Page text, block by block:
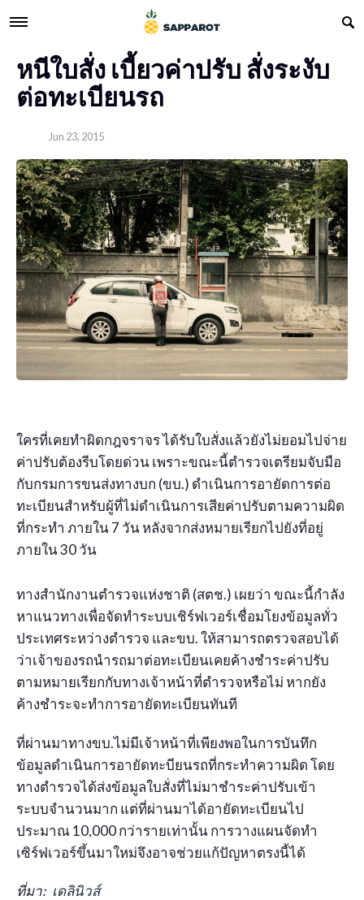
หนีใบสั่ง เบี้ยวค่าปรับ สั่งระงับ
ต่อทะเบียนรถ
Jun 23, 2015
ใครที่เคยทำผิดกฎจราจร ได้รับใบสั่งแล้วยังไม่ยอมไปจ่าย
ค่าปรับต้องรีบโดยด่วน เพราะขณะนี้ตำรวจเตรียมจับมือ
กับกรมการขนส่งทางบก (ขบ.) ดำเนินการอายัดการต่อ
ทะเบียนสำหรับผู้ที่ไม่ดำเนินการเสียค่าปรับตามความผิด
ที่กระทำ ภายใน 7 วัน หลังจากส่งหมายเรียกไปยังที่อยู่
ภายใน 30 วัน
ทางสำนักงานตำรวจแห่งชาติ (สตช.) เผยว่า ขณะนี้กำลัง
หาแนวทางเพื่อจัดทำระบบเชิร์ฟเวอร์เชื่อมโยงข้อมูลทั่ว
ประเทศระหว่างตำรวจ และขบ. ให้สามารถตรวจสอบได้
ว่าเจ้าของรถนำรถมาต่อทะเบียนเคยค้างชำระค่าปรับ
ตามหมายเรียกกับทางเจ้าหน้าที่ตำรวจหรือไม่ หากยัง
ค้างชำระจะทำการอายัดทะเบียนทันที
ที่ผ่านมาทางขบ.ไม่มีเจ้าหน้าที่เพียงพอในการบันทึก
ข้อมูลดำเนินการอายัดทะบียนรถที่กระทำความผิด โดย
ทางตำรวจได้ส่งข้อมูลใบสั่งที่ไม่มาชำระค่าปรับเข้า
ระบบจำนวนมาก แต่ที่ผ่านมาได้อายัดทะเบียนไป
ประมาณ 10,000 กว่ารายเท่านั้น การวางแผนจัดทำ
เซิร์ฟเวอร์ขึ้นมาใหม่จึงอาจช่วยแก้ปัญหาตรงนี้ได้
ที่มา: เดลินิวส์